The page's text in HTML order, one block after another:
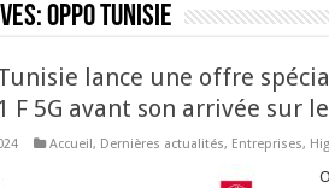
OPPO Tunisie
Tunisie lance une offre
F 5G avant son arrivée sur
Accueil , Dernières actualités, Entreprises,